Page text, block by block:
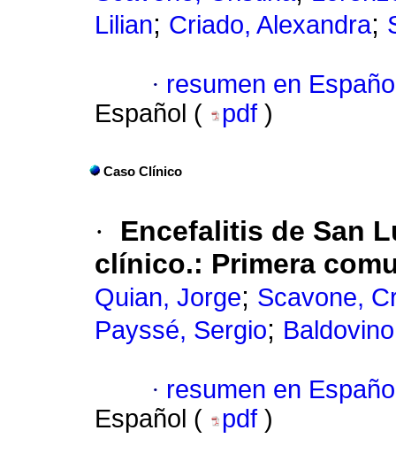
Lilian; Criado, Alexandra;
· resumen en
Español (
pdf )
Caso Clínico
·
Encefalitis de San
clínico.: Primera
Quian, Jorge; Scavone,
Payssé, Sergio;
· resumen en
Español (
pdf )